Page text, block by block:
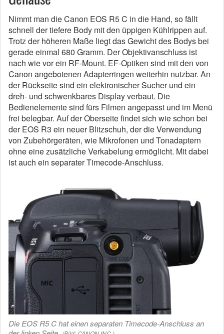
Nimmt man die Canon EOS R5 C in die Hand, so fällt
schnell der tiefere Body mit den üppigen Kühlrippen auf.
Trotz der höheren Maße liegt das Gewicht des Bodys bei
gerade einmal 680 Gramm. Der Objektivanschluss ist
nach wie vor ein RF-Mount. EF-Optiken sind mit den von
Canon angebotenen Adapterringen weiterhin nutzbar. An
der Rückseite sind ein elektronischer Sucher und ein
dreh- und schwenkbares Display verbaut. Die
Bedienelemente sind fürs Filmen angepasst und im Menü
frei belegbar. Auf der Oberseite findet sich wie schon bei
der EOS R3 ein neuer Blitzschuh, der die Verwendung
von Zubehörgeräten, wie Mikrofonen und Tonadaptern
ohne eine zusätzliche Verkabelung ermöglicht. Mit dabei
ist auch ein separater Timecode-Anschluss.
Die EOS R5 C hat einen separaten Timecode-Anschluss an